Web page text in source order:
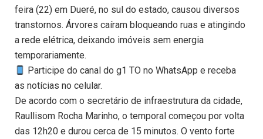
feira (22) em Dueré, no sul do estado, causou diversos
transtornos. Árvores caíram bloqueando ruas e atingindo
a rede elétrica, deixando imóveis sem energia
temporariamente.
Participe do canal do g1 TO no WhatsApp e receba
as notícias no celular.
De acordo com o secretário de infraestrutura da cidade,
Raullisom Rocha Marinho, o temporal começou por volta
das 12h20 e durou cerca de 15 minutos. O vento forte